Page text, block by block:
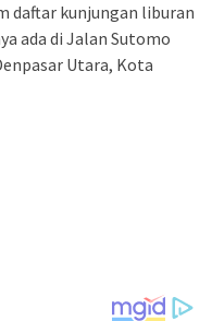
daftar kunjungan liburan
ada di Jalan Sutomo
Utara, Kota